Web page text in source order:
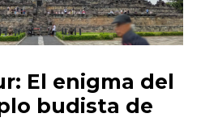
El enigma del
budista de